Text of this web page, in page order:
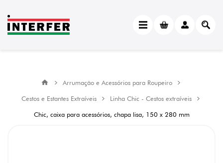
Arrumação e Acessórios para Roupeiro
Cestos e Estantes Extraíveis
Linha Chic - Cestos extraíveis
Chic, caixa para acessórios, chapa lisa, 150 x 280 mm